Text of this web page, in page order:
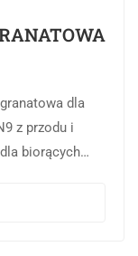
dla
z przodu i
biorących